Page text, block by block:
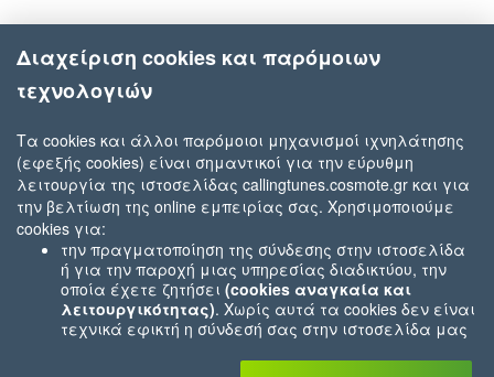
Διαχείριση cookies και παρόμοιων
τεχνολογιών
Τα cookies και άλλοι παρόμοιοι μηχανισμοί ιχνηλάτησης
(εφεξής cookies) είναι σημαντικοί για την εύρυθμη
λειτουργία της ιστοσελίδας callingtunes.cosmote.gr και για
την βελτίωση της online εμπειρίας σας. Χρησιμοποιούμε
cookies για:
την πραγματοποίηση της σύνδεσης στην ιστοσελίδα
ή για την παροχή μιας υπηρεσίας διαδικτύου, την
οποία έχετε ζητήσει (cookies αναγκαία και
λειτουργικότητας). Χωρίς αυτά τα cookies δεν είναι
τεχνικά εφικτή η σύνδεσή σας στην ιστοσελίδα μας
που εσείς μας ζητήσατε (π.χ.cookies που αφορούν